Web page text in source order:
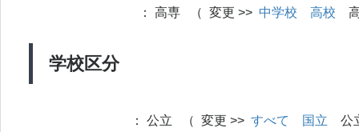
学校区分
： 高専 （ 変更 >> 中学校 高校
： 公立 （ 変更 >> すべて 国立